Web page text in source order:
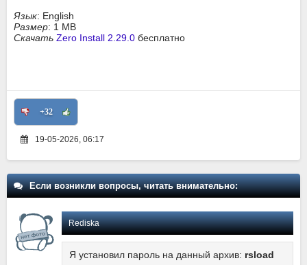
Язык: English
Размер: 1 MB
Скачать Zero Install 2.29.0 бесплатно
+32
19-05-2026, 06:17
Если возникли вопросы, читать внимательно:
Rediska
Я установил пароль на данный архив: rsload